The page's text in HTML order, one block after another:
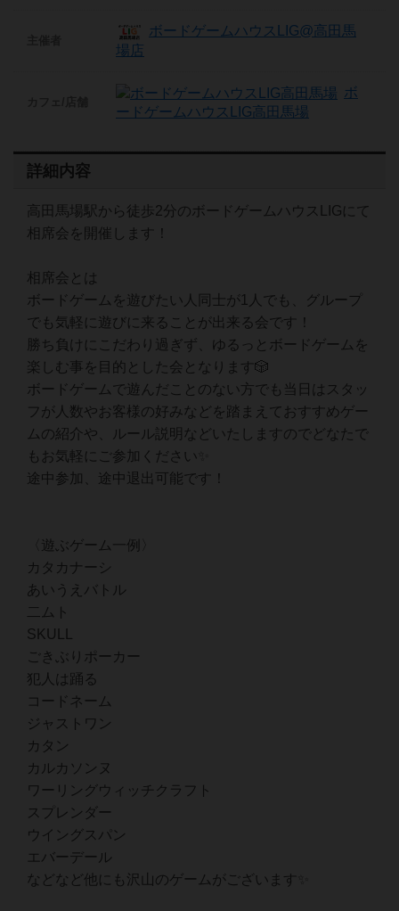
ボードゲームハウスLIG@高田馬
場店
ボ
ードゲームハウスLIG高田馬場
詳細内容
高田馬場駅から徒歩2分のボードゲームハウスLIGにて
相席会を開催します！
相席会とは
ボードゲームを遊びたい人同士が1人でも、グループ
でも気軽に遊びに来ることが出来る会です！
勝ち負けにこだわり過ぎず、ゆるっとボードゲームを
楽しむ事を目的とした会となります🎲
ボードゲームで遊んだことのない方でも当日はスタッ
フが人数やお客様の好みなどを踏まえておすすめゲー
ムの紹介や、ルール説明などいたしますのでどなたで
もお気軽にご参加ください✨
途中参加、途中退出可能です！
〈遊ぶゲーム一例〉
カタカナーシ
あいうえバトル
二ムト
SKULL
ごきぶりポーカー
犯人は踊る
コードネーム
ジャストワン
カタン
カルカソンヌ
ワーリングウィッチクラフト
スプレンダー
ウイングスパン
エバーデール
などなど他にも沢山のゲームがございます✨